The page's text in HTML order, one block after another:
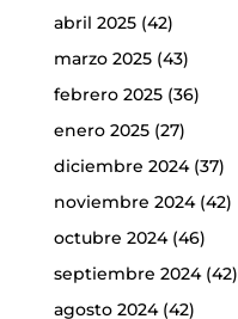
abril 2025(42)
marzo 2025(43)
febrero 2025(36)
enero 2025(27)
diciembre 2024(37)
noviembre 2024(42)
octubre 2024(46)
septiembre 2024(42)
agosto 2024(42)